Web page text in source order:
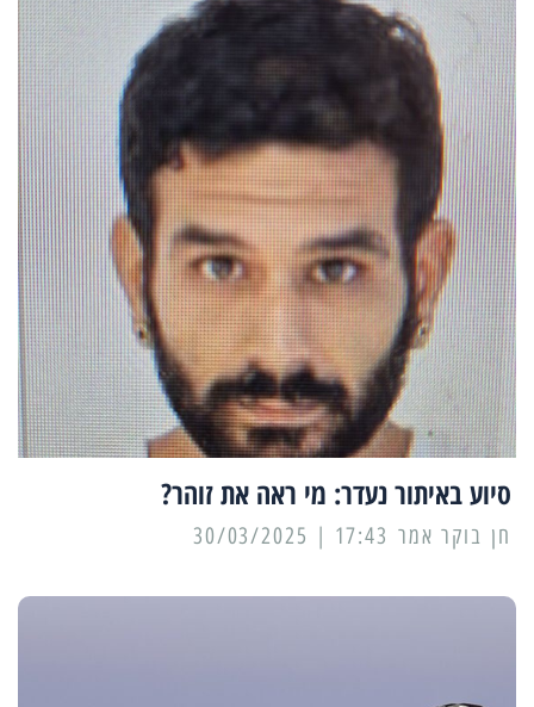
סיוע באיתור נעדר: מי ראה את זוהר?
17:43 | 30/03/2025